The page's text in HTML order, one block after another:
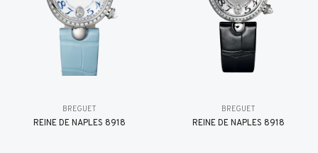
BREGUET
REINE DE NAPLES 8918
BREGUET
REINE DE NAPLES 8918